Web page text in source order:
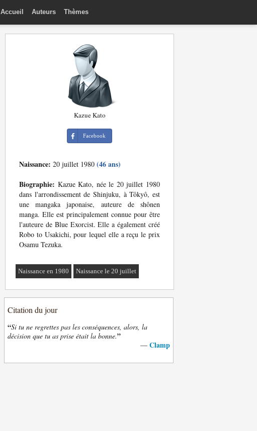
Accueil Auteurs Thèmes
Kazue Kato
Facebook
Naissance: 20 juillet 1980 (46 ans)
Biographie: Kazue Kato, née le 20 juillet 1980
dans l'arrondissement de Shinjuku, à Tôkyô, est
une mangaka japonaise, auteure de shônen
manga. Elle est principalement connue pour être
l'auteure de Blue Exorcist. Elle a également créé
Robo to Usakichi, pour lequel elle a reçu le prix
Osamu Tezuka.
Naissance en 1980 Naissance le 20 juillet
Citation du jour
“Si tu ne regrettes pas les conséquences, alors, la
décision que tu as prise était la bonne.”
— Clamp